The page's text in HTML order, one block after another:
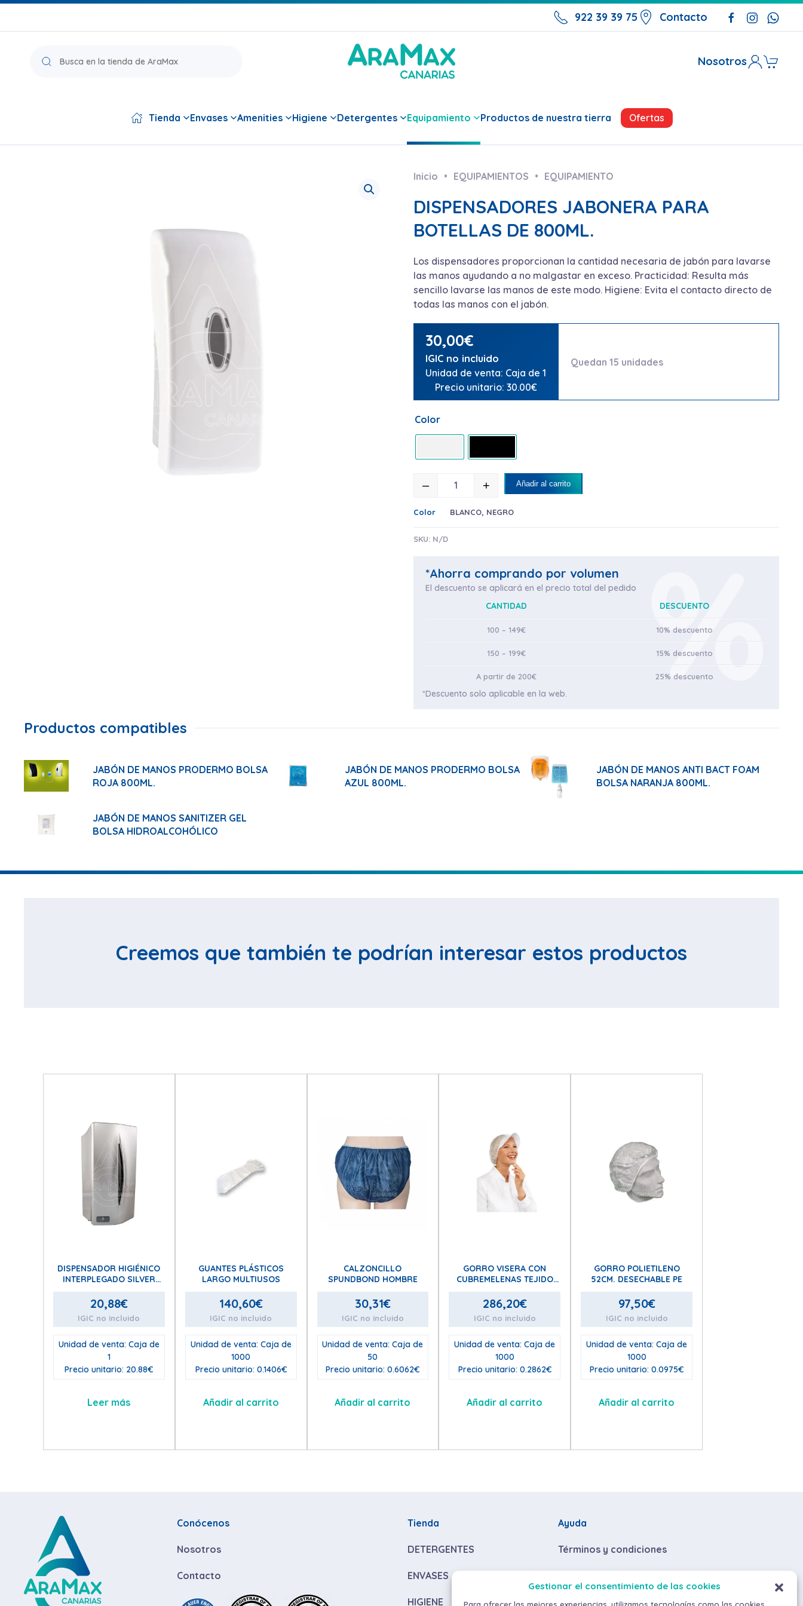
Gestionar el consentimiento de las cookies
922 39 39 75 Contacto
productos Nosotros
Tienda Envases Amenities Higiene Detergentes Equipamiento Productos de nuestra tierra Ofertas
Inicio EQUIPAMIENTOS EQUIPAMIENTO
DISPENSADORES JABONERA PARA
BOTELLAS DE 800ML.
Los dispensadores proporcionan la cantidad necesaria de jabón para lavarse
las manos ayudando a no malgastar en exceso. Practicidad: Resulta más
sencillo lavarse las manos de este modo. Higiene: Evita el contacto directo de
todas las manos con el jabón.
30,00€
IGIC no incluido
Unidad de venta: Caja de 1
Precio unitario: 30.00€
Quedan 15 unidades
Color
DISPENSADORES JABONERA PARA BOTELLAS DE 800ML. cantidad
– + Añadir al carrito
Color BLANCO, NEGRO
SKU: N/D
*Ahorra comprando por volumen
El descuento se aplicará en el precio total del pedido
CANTIDAD
DESCUENTO
100 – 149€ 10% descuento
150 – 199€ 15% descuento
A partir de 200€ 25% descuento
*Descuento solo aplicable en la web.
Productos compatibles
JABÓN DE MANOS PRODERMO BOLSA
ROJA 800ML.
JABÓN DE MANOS PRODERMO BOLSA
AZUL 800ML.
JABÓN DE MANOS ANTI BACT FOAM
BOLSA NARANJA 800ML.
JABÓN DE MANOS SANITIZER GEL
BOLSA HIDROALCOHÓLICO
Creemos que también te podrían interesar estos productos
DISPENSADOR HIGIÉNICO
INTERPLEGADO SILVER
PLATA
20,88€
IGIC no incluido
Unidad de venta: Caja de
1
Precio unitario: 20.88€
Leer más
GUANTES PLÁSTICOS
LARGO MULTIUSOS
140,60€
IGIC no incluido
Unidad de venta: Caja de
1000
Precio unitario: 0.1406€
Añadir al carrito
CALZONCILLO
SPUNDBOND HOMBRE
30,31€
IGIC no incluido
Unidad de venta: Caja de
50
Precio unitario: 0.6062€
Añadir al carrito
GORRO VISERA CON
CUBREMELENAS TEJIDO
SIN TEJER BLANCO
286,20€
IGIC no incluido
Unidad de venta: Caja de
1000
Precio unitario: 0.2862€
Añadir al carrito
GORRO POLIETILENO
52CM. DESECHABLE PE
97,50€
IGIC no incluido
Unidad de venta: Caja de
1000
Precio unitario: 0.0975€
Añadir al carrito
Conócenos
Nosotros
Contacto
Tienda
DETERGENTES
ENVASES
HIGIENE
Ayuda
Términos y condiciones
Envíos y devoluciones